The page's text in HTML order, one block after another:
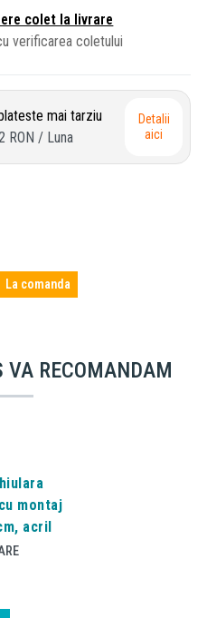
colet la livrare
verificarea coletului
mai tarziu
RON / Luna
Detalii
aici
La comanda
VA RECOMANDAM
montaj
acril